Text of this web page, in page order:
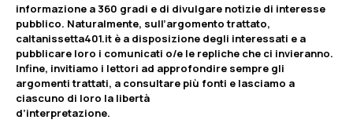
informazione a 360 gradi e di divulgare notizie di interesse
pubblico. Naturalmente, sull’argomento trattato,
caltanissetta401.it è a disposizione degli interessati e a
pubblicare loro i comunicati o/e le repliche che ci invieranno.
Infine, invitiamo i lettori ad approfondire sempre gli
argomenti trattati, a consultare più fonti e lasciamo a
ciascuno di loro la libertà
d’interpretazione.